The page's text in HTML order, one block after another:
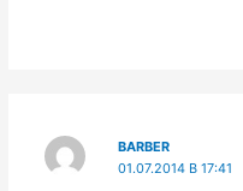
BARBER
01.07.2014 В 17:41